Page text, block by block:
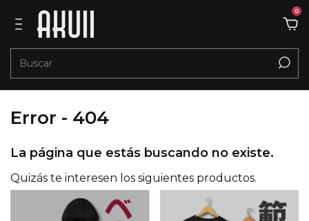
0
Error - 404
La página que estás buscando no existe.
Quizás te interesen los siguientes productos.